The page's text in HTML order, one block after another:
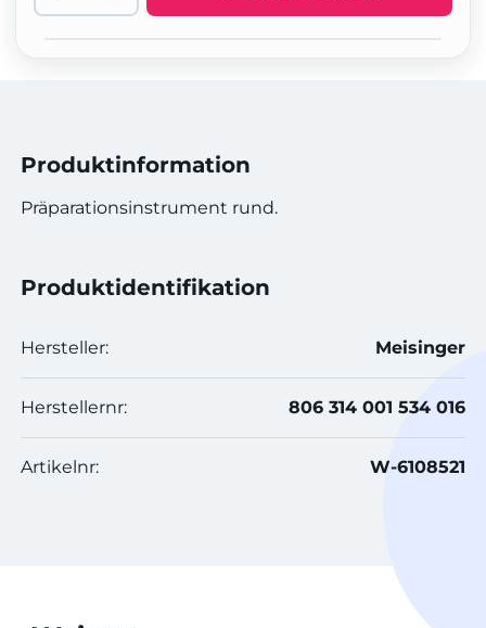
Produktinformation
Präparationsinstrument rund.
Produktidentifikation
Hersteller: Meisinger
Herstellernr: 806 314 001 534 016
Artikelnr: W-6108521